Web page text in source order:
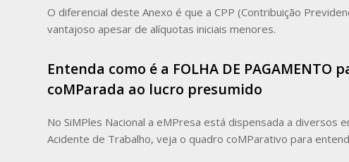
O diferencial deste Anexo é que a CPP (Contribuição
vantajoso apesar de alíquotas iniciais menores.
Entenda como é a FOLHA DE PAGAMENTO
coMParada ao lucro presumido
No SiMPles Nacional a eMPresa está dispensada a diversos
Acidente de Trabalho, veja o quadro coMParativo para